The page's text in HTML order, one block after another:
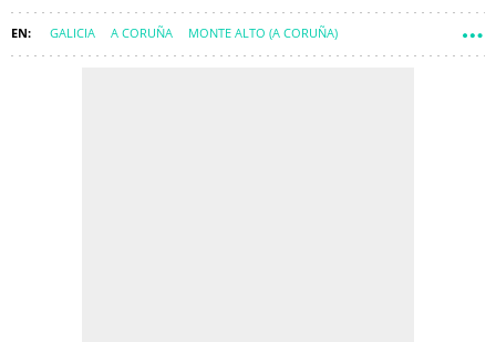
GALICIA A CORUÑA MONTE ALTO (A CORUÑA)